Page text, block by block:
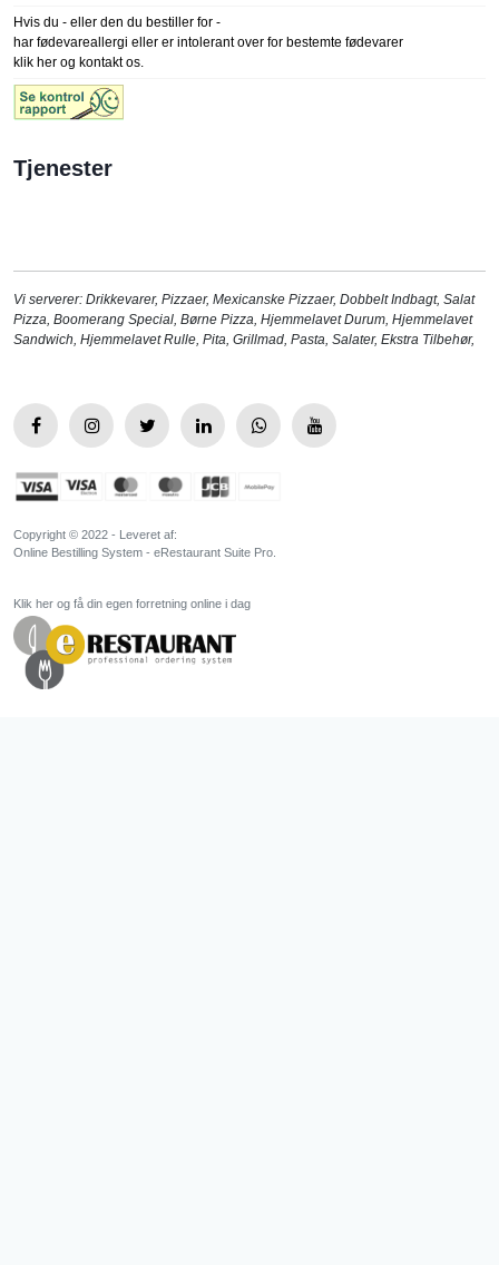
Hvis du - eller den du bestiller for -
har fødevareallergi eller er intolerant over for bestemte fødevarer
klik her og kontakt os.
Tjenester
Vi serverer: Drikkevarer, Pizzaer, Mexicanske Pizzaer, Dobbelt Indbagt, Salat
Pizza, Boomerang Special, Børne Pizza, Hjemmelavet Durum, Hjemmelavet
Sandwich, Hjemmelavet Rulle, Pita, Grillmad, Pasta, Salater, Ekstra Tilbehør,
Copyright © 2022 - Leveret af:
Online Bestilling System - eRestaurant Suite Pro.
Klik her og få din egen forretning online i dag